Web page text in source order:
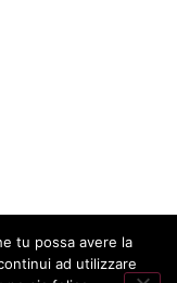
tu possa avere la
ad utilizzare